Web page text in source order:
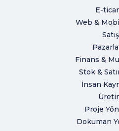
E-
Web &
Satış
Finans &
Stok &
İnsan
Proje
Doküman